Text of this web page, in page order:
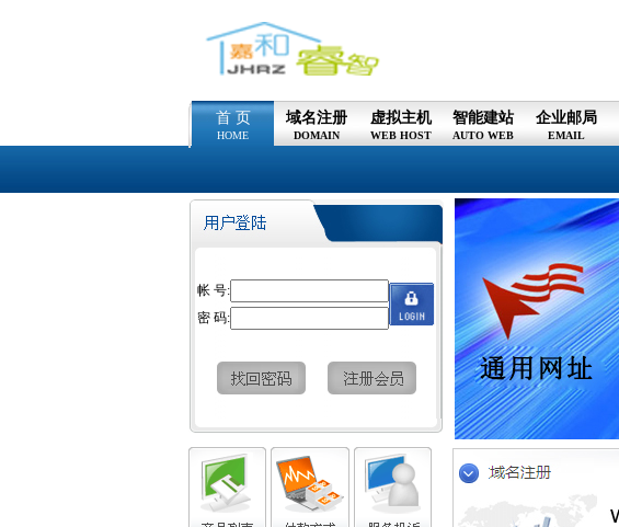
首 页
HOME
域名注册
DOMAIN
虚拟主机
WEB HOST
智能建站
AUTO WEB
企业邮局
EMAIL
帐 号:
密 码: